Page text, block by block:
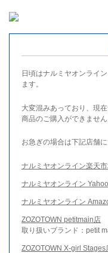
日頃はナルミヤオンライ
ます。
大変混みあっており、現
商品のご購入ができません
お急ぎの場合は下記店舗
ナルミヤオンライン楽天
ナルミヤオンライン
ナルミヤオンライン
ZOZOTOWN petitmain店
取り扱いブランド：petit
ZOZOTOWN X-girl Stages